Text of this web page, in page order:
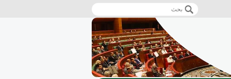
استمارة البحث
‏بحث ‏